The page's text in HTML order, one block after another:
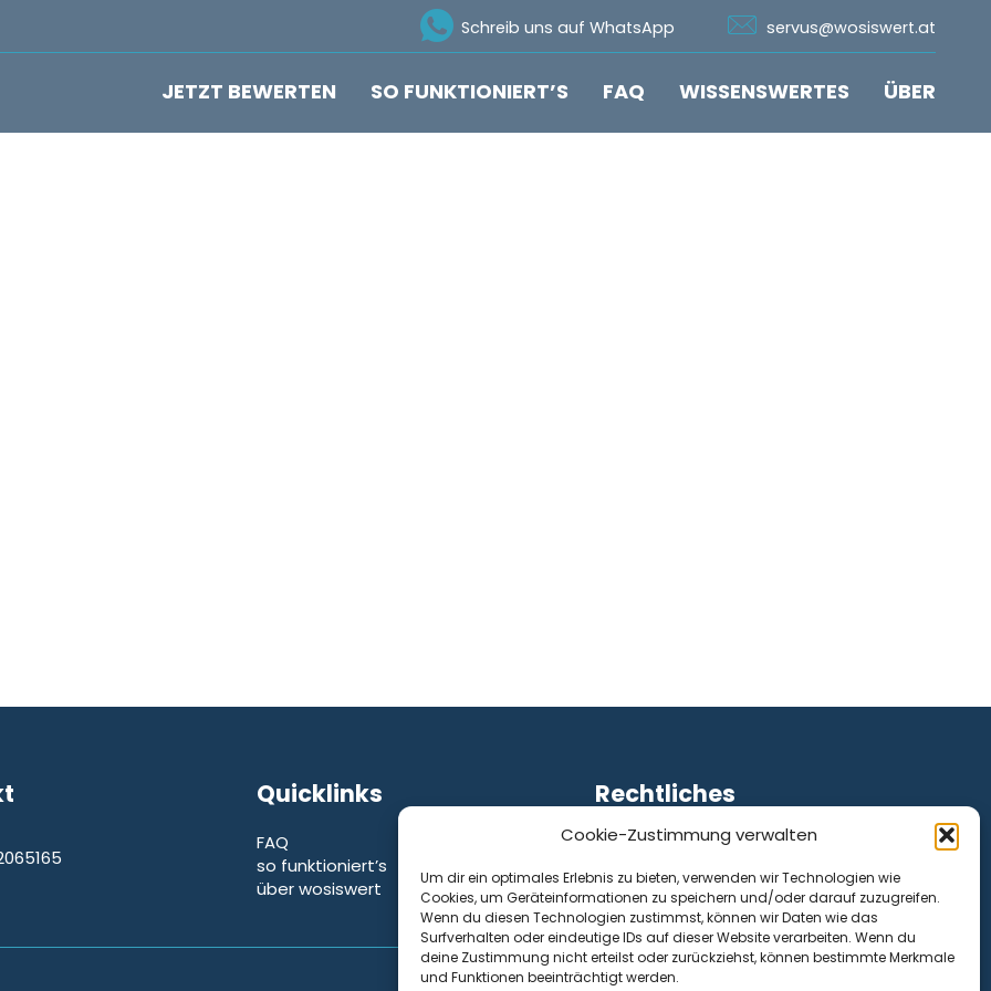
Cookie-Zustimmung verwalten
Um dir ein optimales Erlebnis zu bieten, verwenden wir Technologien wie
Cookies, um Geräteinformationen zu speichern und/oder darauf zuzugreifen.
Wenn du diesen Technologien zustimmst, können wir Daten wie das
Surfverhalten oder eindeutige IDs auf dieser Website verarbeiten. Wenn du
deine Zustimmung nicht erteilst oder zurückziehst, können bestimmte Merkmale
und Funktionen beeinträchtigt werden.
Schreib uns auf WhatsApp
servus@wosiswert.at
JETZT BEWERTEN SO FUNKTIONIERT’S FAQ WISSENSWERTES ÜBER
Quicklinks
FAQ
so funktioniert’s
über wosiswert
Rechtliches
Impressum
Cookie-Richtlinie (EU)